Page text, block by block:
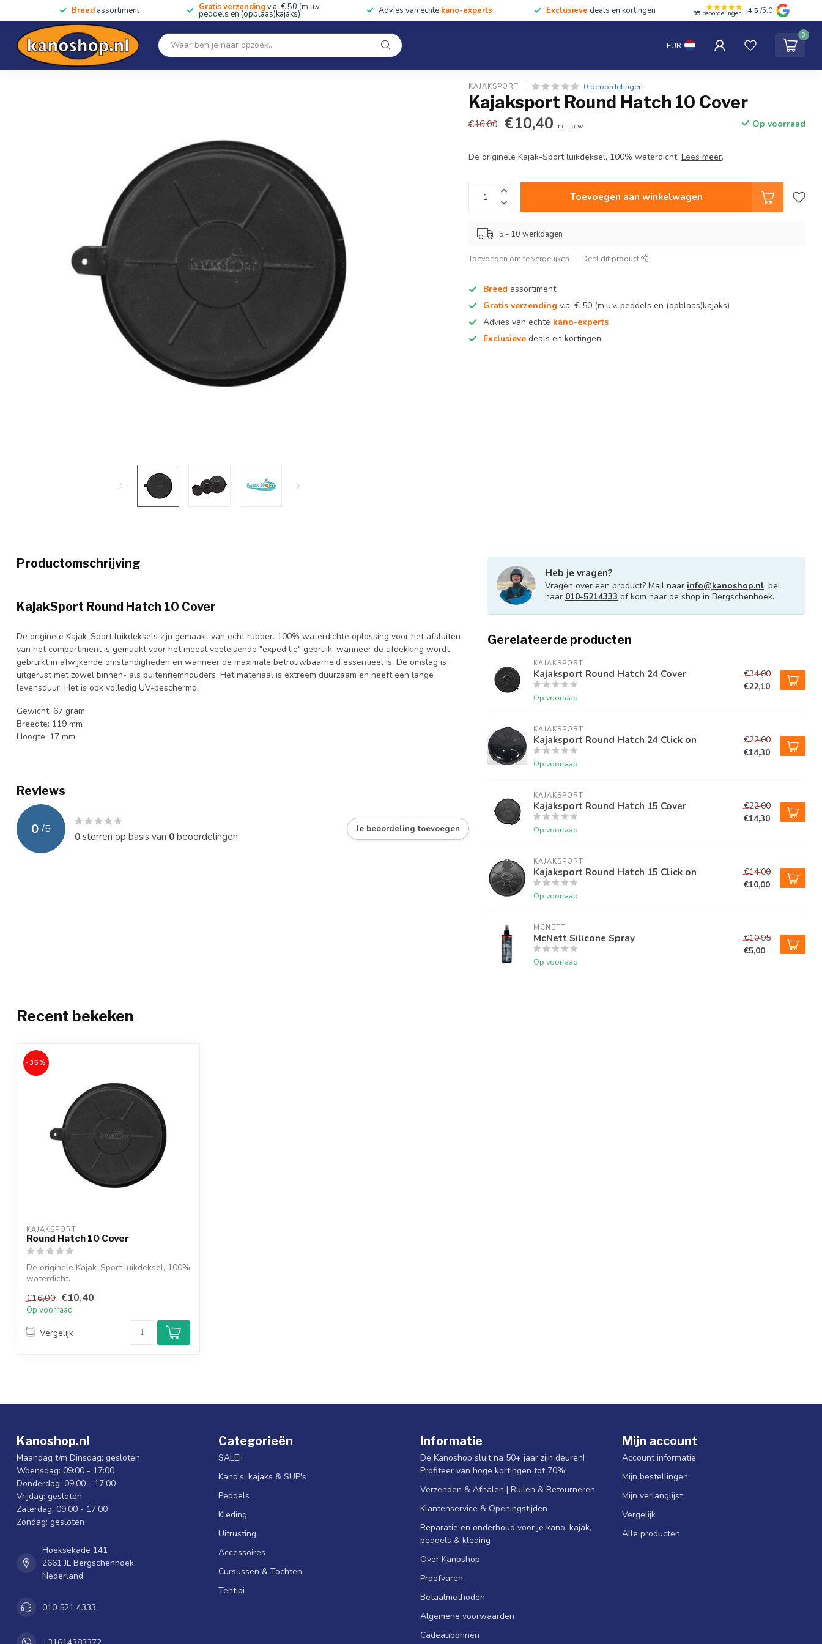
Breed assortiment Gratis verzendingv.a. € 50 (m.u.v.
peddels en (opblaas)kajaks) Advies van echte kano-experts Exclusieve deals en kortingen 95 beoordelingen 4.5 /5.0
EUR
0
SALE!! Kano's, kajaks & SUP's Peddels Kleding Uitrusting Accessoires Cursussen & Tochten Tentipi Blog Spaar punten
Contact
Onze winkel
Home Round Hatch 10 Cover
KAJAKSPORT 0 beoordelingen
Kajaksport Round Hatch 10 Cover
€16,00 €10,40 Incl. btw Op voorraad
De originele Kajak-Sport luikdeksel, 100% waterdicht.Lees meer.
Toevoegen aan winkelwagen
5 - 10 werkdagen
Toevoegen om te vergelijken Deel dit product
Breed assortiment
Gratis verzending v.a. € 50 (m.u.v. peddels en (opblaas)kajaks)
Advies van echte kano-experts
Exclusieve deals en kortingen
Productomschrijving
KajakSport Round Hatch 10 Cover
De originele Kajak-Sport luikdeksels zijn gemaakt van echt rubber. 100% waterdichte oplossing voor het afsluiten
van het compartiment is gemaakt voor het meest veeleisende "expeditie" gebruik, wanneer de afdekking wordt
gebruikt in afwijkende omstandigheden en wanneer de maximale betrouwbaarheid essentieel is. De omslag is
uitgerust met zowel binnen- als buitenriemhouders. Het materiaal is extreem duurzaam en heeft een lange
levensduur. Het is ook volledig UV-beschermd.
Gewicht: 67 gram
Breedte: 119 mm
Hoogte: 17 mm
Reviews
0 /5
0sterren op basis van 0beoordelingen
Je beoordeling toevoegen
Heb je vragen?
Vragen over een product? Mail naar info@kanoshop.nl, bel
naar 010-5214333 of kom naar de shop in Bergschenhoek.
Gerelateerde producten
KAJAKSPORT
Kajaksport Round Hatch 24 Cover
Op voorraad
€34,00
€22,10
KAJAKSPORT
Kajaksport Round Hatch 24 Click on
Op voorraad
€22,00
€14,30
KAJAKSPORT
Kajaksport Round Hatch 15 Cover
Op voorraad
€22,00
€14,30
KAJAKSPORT
Kajaksport Round Hatch 15 Click on
Op voorraad
€14,00
€10,00
MCNETT
McNett Silicone Spray
Op voorraad
€10,95
€5,00
Recent bekeken
-35%
KAJAKSPORT
Round Hatch 10 Cover
De originele Kajak-Sport luikdeksel, 100%
waterdicht.
€16,00 €10,40
Op voorraad
Vergelijk
Kanoshop.nl
Maandag t/m Dinsdag: gesloten
Woensdag: 09:00 - 17:00
Donderdag: 09:00 - 17:00
Vrijdag: gesloten
Zaterdag: 09:00 - 17:00
Zondag: gesloten
Hoeksekade 141
2661 JL Bergschenhoek
Nederland
010 521 4333
Categorieën
SALE!!
Kano's, kajaks & SUP's
Peddels
Kleding
Uitrusting
Accessoires
Cursussen & Tochten
Tentipi
Informatie
De Kanoshop sluit na 50+ jaar zijn deuren!
Profiteer van hoge kortingen tot 70%!
Verzenden & Afhalen | Ruilen & Retourneren
Klantenservice & Openingstijden
Reparatie en onderhoud voor je kano, kajak,
peddels & kleding
Over Kanoshop
Proefvaren
Betaalmethoden
Algemene voorwaarden
Cadeaubonnen
Mijn account
Account informatie
Mijn bestellingen
Mijn verlanglijst
Vergelijk
Alle producten